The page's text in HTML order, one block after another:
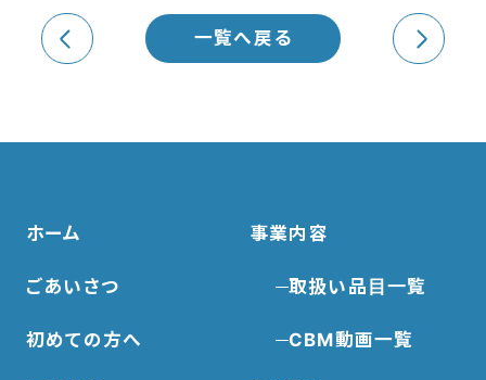
一覧へ戻る
ホーム 事業内容
取扱い品目一覧
CBM動画一覧
ごあいさつ
初めての方へ